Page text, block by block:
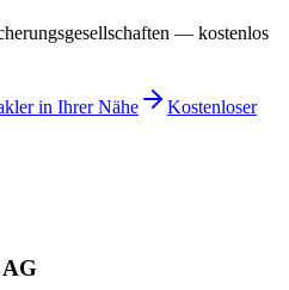
— kostenlos
in Ihrer Nähe
Kostenloser
AG